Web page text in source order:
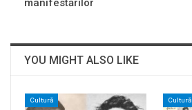
manifestărilor
YOU MIGHT ALSO LIKE
Cultură Cultură